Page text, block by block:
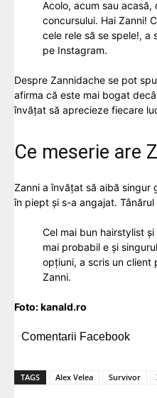
Acolo, acum sau acasă,
concursului. Hai Zanni!
cele rele să se spele!, a
pe Instagram.
Despre Zannidache se pot
afirma că este mai bogat
învățat să aprecieze fiecare
Ce meserie are
Zanni a învățat să aibă singur
în piept și s-a angajat.
Cel mai bun hairstylist
mai probabil e și
opțiuni, a scris un client
Zanni.
Foto:kanald.ro
Comentarii Facebook
TAGS Alex Velea Survivor